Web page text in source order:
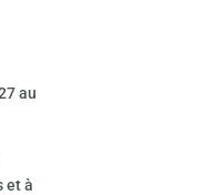
au
et à